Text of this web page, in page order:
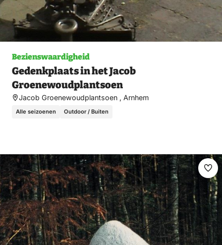
Bezienswaardigheid
Gedenkplaats in het Jacob
Groenewoudplantsoen
Jacob Groenewoudplantsoen , Arnhem
Alle seizoenen Outdoor / Buiten